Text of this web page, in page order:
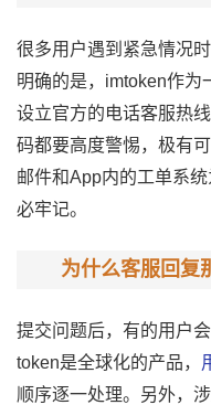
很多用户遇到紧急情况
明确的是，imtoken作为
设立官方的电话客服热
码都要高度警惕，极有
邮件和App内的工单系
必牢记。
为什么客服回复
提交问题后，有的用户
token是全球化的产品，
顺序逐一处理。另外，